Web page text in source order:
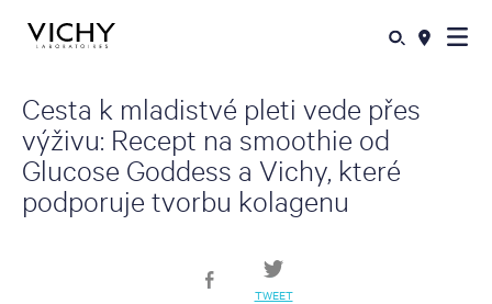
Cesta k mladistvé pleti vede přes
výživu: Recept na smoothie od
Glucose Goddess a Vichy, které
podporuje tvorbu kolagenu
TWEET